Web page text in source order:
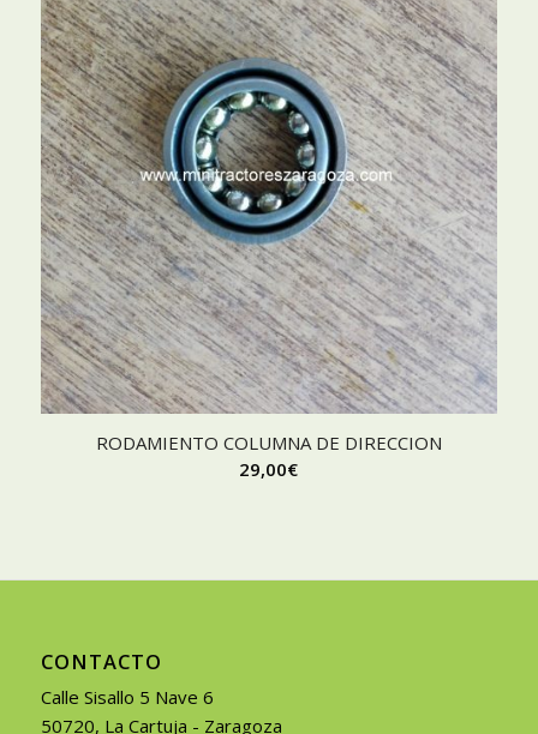
RODAMIENTO COLUMNA DE DIRECCION
29,00€
CONTACTO
Calle Sisallo 5 Nave 6
50720, La Cartuja - Zaragoza